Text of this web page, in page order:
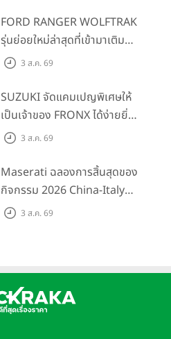
FORD RANGER WOLFTRAK
รุ่นย่อยใหม่ล่าสุดที่เข้ามาเติม
เต็มไลน์อัป พร้อมตอบโจทย์ทุก
พร้อมลุย ด้วยราคาพิเศษเริ่ม
ต้นที่ 9.49 แสนบาท
3 ส.ค. 69
SUZUKI จัดแคมเปญพิเศษให้
เป็นเจ้าของ FRONX ได้ง่ายยิ่ง
ขึ้นสำหรับรุ่น GL ราคาพิเศษ
200 คัน พร้อมข้อเสนอสุดคุ้ม
3 ส.ค. 69
Maserati ฉลองการสิ้นสุดของ
กิจกรรม 2026 China-Italy
Grand Tour ณ สำนักงาน
3 ส.ค. 69